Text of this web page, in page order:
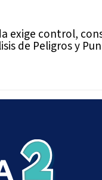
exige control,
de Peligros y